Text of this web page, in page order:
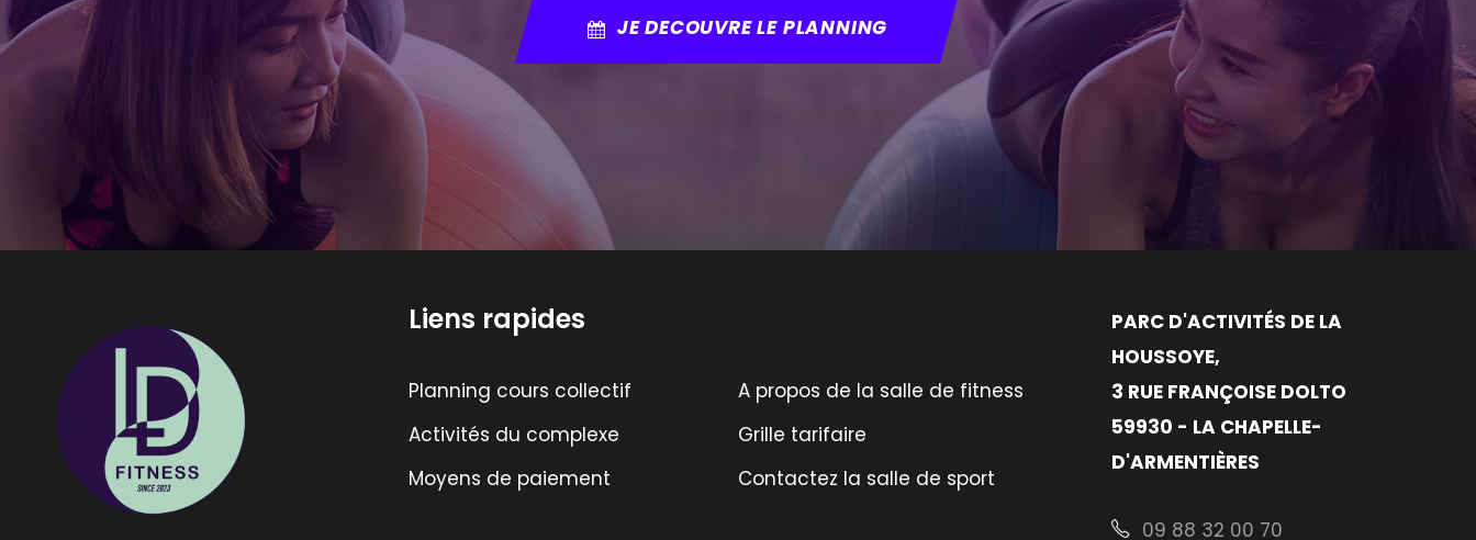
JE DECOUVRE LE PLANNING
Liens rapides
Planning cours collectif
A propos de la salle de fitness
Activités du complexe
Grille tarifaire
Moyens de paiement
Contactez la salle de sport
PARC D'ACTIVITÉS DE LA
HOUSSOYE,
3 RUE FRANÇOISE DOLTO
59930 - LA CHAPELLE-
D'ARMENTIÈRES
09 88 32 00 70